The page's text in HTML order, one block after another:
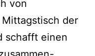
von
der
schafft einen